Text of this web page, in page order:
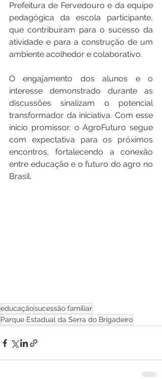
Prefeitura de Fervedouro e da equipe
pedagógica da escola participante,
que contribuíram para o sucesso da
atividade e para a construção de um
ambiente acolhedor e colaborativo.
O engajamento dos alunos e o
interesse demonstrado durante as
discussões sinalizam o potencial
transformador da iniciativa. Com esse
início promissor, o AgroFuturo segue
com expectativa para os próximos
encontros, fortalecendo a conexão
entre educação e o futuro do agro no
Brasil.
educaçãosucessão familiar
Parque Estadual da Serra do Brigadeiro